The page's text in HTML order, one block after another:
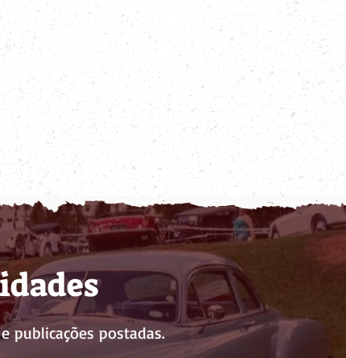
publicações postadas.